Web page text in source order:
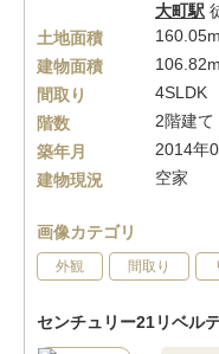
大町駅
土地面積
建物面積
間取り
4SLDK
階数
2階建て
築年月
2014年
建物現況
空家
画像カテゴリ
外観 間取り
センチュリー21リベル